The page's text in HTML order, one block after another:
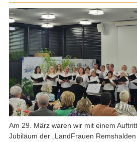
Am 29. März waren wir mit einem
Jubiläum der „LandFrauen